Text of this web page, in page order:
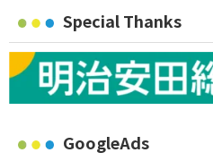
Special Thanks
GoogleAds